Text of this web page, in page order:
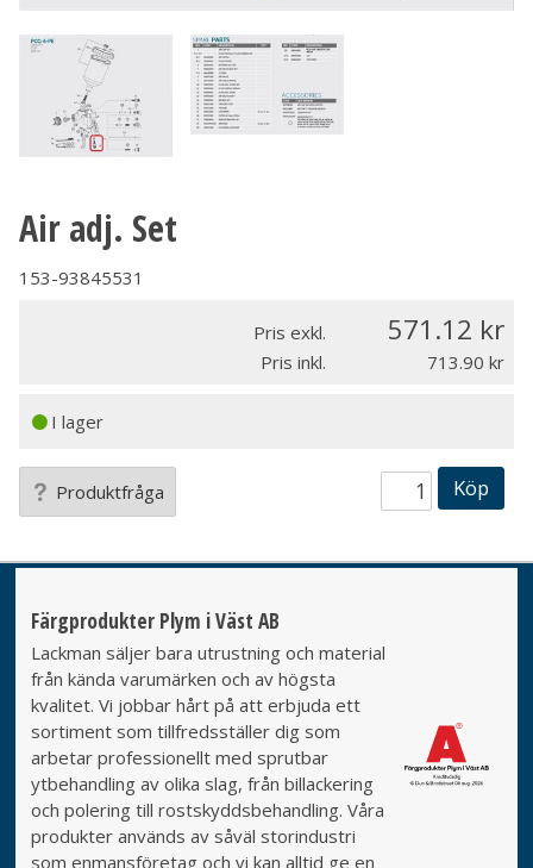
Air adj. Set
153-93845531
Pris exkl. 571.12
Pris inkl. 713.90
I lager
Produktfråga Köp
Färgprodukter Plym i Väst AB
Lackman säljer bara utrustning och material
från kända varumärken och av högsta
kvalitet. Vi jobbar hårt på att erbjuda ett
sortiment som tillfredsställer dig som
arbetar professionellt med sprutbar
ytbehandling av olika slag, från billackering
och polering till rostskyddsbehandling. Våra
produkter används av såväl storindustri
som enmansföretag och vi kan alltid ge en